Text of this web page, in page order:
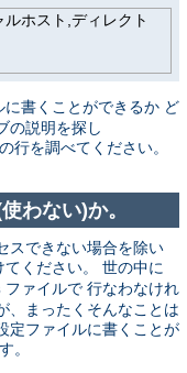
ホスト,ディレクト
に書くことができるか ど
の説明を探し
行を調べてください。
わない)か。
スできない場合を除い
ください。 世の中に
ファイルで 行なわなけれ
、まったくそんなことは
定ファイルに書くことが
。